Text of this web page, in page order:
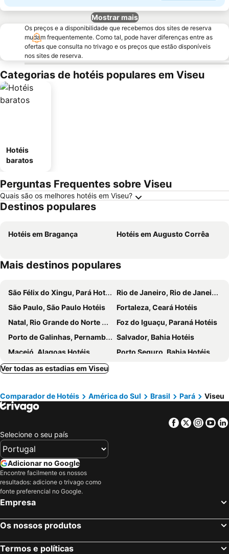
Mostrar mais
Os preços e a disponibilidade que recebemos dos sites de reserva
mudam frequentemente. Como tal, pode haver diferenças entre as
ofertas que consulta no trivago e os preços que estão disponíveis
nos sites de reserva.
Categorias de hotéis populares em Viseu
Hotéis
baratos
Perguntas Frequentes sobre Viseu
Quais são os melhores hotéis em Viseu?
Destinos populares
Hotéis em Bragança Hotéis em Augusto Corrêa
Mais destinos populares
São Félix do Xingu, Pará Hotéis
Rio de Janeiro, Rio de Janeiro Hotéis
São Paulo, São Paulo Hotéis
Fortaleza, Ceará Hotéis
Natal, Rio Grande do Norte Hotéis
Foz do Iguaçu, Paraná Hotéis
Porto de Galinhas, Pernambuco Hotéis
Salvador, Bahia Hotéis
Maceió, Alagoas Hotéis
Porto Seguro, Bahia Hotéis
Ver todas as estadias em Viseu
Comparador de Hotéis América do Sul Brasil Pará Viseu
Facebook
Twitter
Selecione o seu país
Adicionar no Google
Encontre facilmente os nossos
resultados: adicione o trivago como
fonte preferencial no Google.
Empresa
Os nossos produtos
Termos e políticas